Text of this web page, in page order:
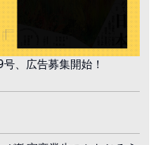
、広告募集開始！